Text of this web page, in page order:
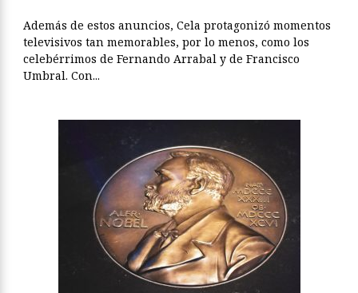
Además de estos anuncios, Cela protagonizó momentos
televisivos tan memorables, por lo menos, como los
celebérrimos de Fernando Arrabal y de Francisco
Umbral. Con...